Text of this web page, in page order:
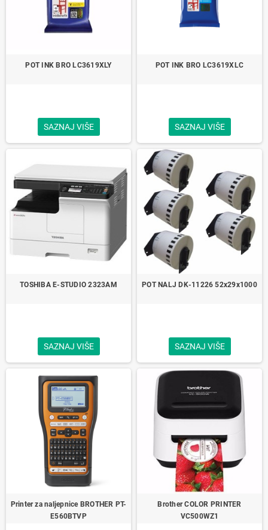
POT INK BRO LC3619XLY
SAZNAJ VIŠE
POT INK BRO LC3619XLC
SAZNAJ VIŠE
TOSHIBA E-STUDIO 2323AM
SAZNAJ VIŠE
POT NALJ DK‑11226 52x29x1000
SAZNAJ VIŠE
Printer za naljepnice BROTHER PT-
E560BTVP
Brother COLOR PRINTER
VC500WZ1